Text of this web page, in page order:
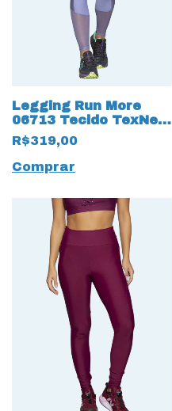
Legging Run More
06713 Tecido TexNeo
de compressão Lilás
R$319,00
Comprar